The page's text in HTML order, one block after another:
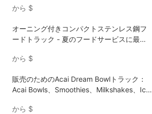
から $
オーニング付きコンパクトステンレス鋼フ
ードトラック - 夏のフードサービスに最適
から $
販売のためのAcai Dream Bowlトラック：
Acai Bowls、Smoothies、Milkshakes、Ice
ション
から $